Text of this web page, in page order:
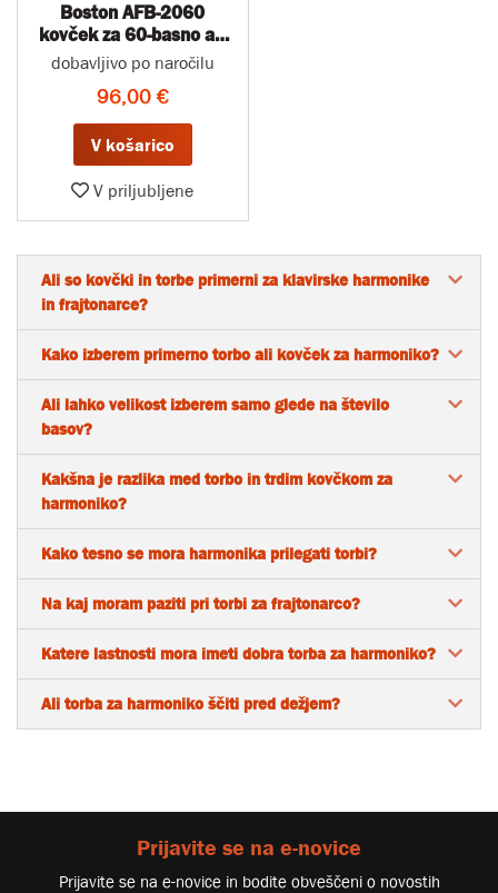
Boston AFB-2060
kovček za 60-basno ali
36 cm diatonično
harmoniko
dobavljivo po naročilu
96,00 €
V košarico
V priljubljene
Ali so kovčki in torbe primerni za klavirske harmonike
in frajtonarce?
Kako izberem primerno torbo ali kovček za harmoniko?
Ali lahko velikost izberem samo glede na število
basov?
Kakšna je razlika med torbo in trdim kovčkom za
harmoniko?
Kako tesno se mora harmonika prilegati torbi?
Na kaj moram paziti pri torbi za frajtonarco?
Katere lastnosti mora imeti dobra torba za harmoniko?
Ali torba za harmoniko ščiti pred dežjem?
Prijavite se na e-novice
Prijavite se na e-novice in bodite obveščeni o novostih